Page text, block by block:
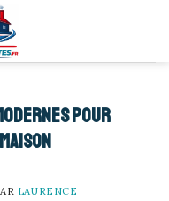
pour
LAURENCE